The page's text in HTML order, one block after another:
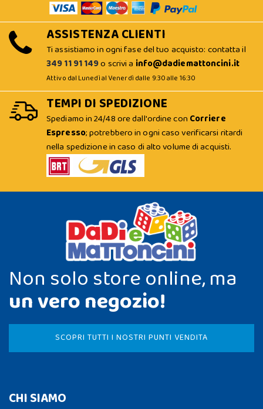
ASSISTENZA CLIENTI
Ti assistiamo in ogni fase del tuo acquisto: contatta il
349 11 91 149o scrivi a info@dadiemattoncini.it
Attivo dal Lunedì al Venerdì dalle 9:30 alle 16:30
TEMPI DI SPEDIZIONE
Spediamo in 24/48 ore dall'ordine con Corriere
Espresso; potrebbero in ogni caso verificarsi ritardi
nella spedizione in caso di alto volume di acquisti.
Non solo store online, ma
un vero negozio!
SCOPRI TUTTI I NOSTRI PUNTI VENDITA
CHI SIAMO